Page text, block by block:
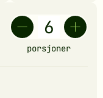
porsjoner